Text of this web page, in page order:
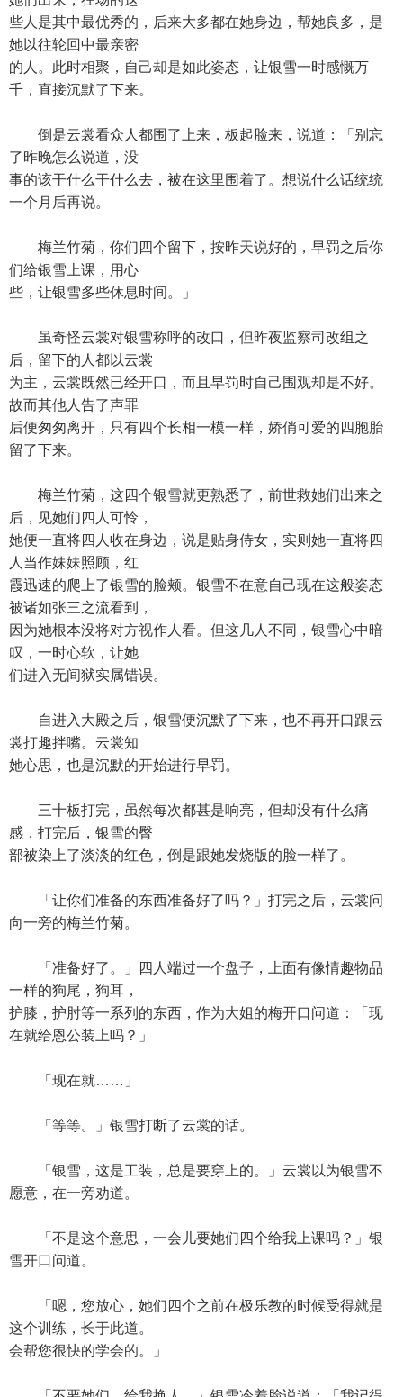
些人是其中最优秀的，后来大多都在她身边，帮她良多，是
她以往轮回中最亲密
的人。此时相聚，自己却是如此姿态，让银雪一时感慨万
千，直接沉默了下来。
倒是云裳看众人都围了上来，板起脸来，说道：「别忘
了昨晚怎么说道，没
事的该干什么干什么去，被在这里围着了。想说什么话统统
一个月后再说。
梅兰竹菊，你们四个留下，按昨天说好的，早罚之后你
们给银雪上课，用心
些，让银雪多些休息时间。」
虽奇怪云裳对银雪称呼的改口，但昨夜监察司改组之
后，留下的人都以云裳
为主，云裳既然已经开口，而且早罚时自己围观却是不好。
故而其他人告了声罪
后便匆匆离开，只有四个长相一模一样，娇俏可爱的四胞胎
留了下来。
梅兰竹菊，这四个银雪就更熟悉了，前世救她们出来之
后，见她们四人可怜，
她便一直将四人收在身边，说是贴身侍女，实则她一直将四
人当作妹妹照顾，红
霞迅速的爬上了银雪的脸颊。银雪不在意自己现在这般姿态
被诸如张三之流看到，
因为她根本没将对方视作人看。但这几人不同，银雪心中暗
叹，一时心软，让她
们进入无间狱实属错误。
自进入大殿之后，银雪便沉默了下来，也不再开口跟云
裳打趣拌嘴。云裳知
她心思，也是沉默的开始进行早罚。
三十板打完，虽然每次都甚是响亮，但却没有什么痛
感，打完后，银雪的臀
部被染上了淡淡的红色，倒是跟她发烧版的脸一样了。
「让你们准备的东西准备好了吗？」打完之后，云裳问
向一旁的梅兰竹菊。
「准备好了。」四人端过一个盘子，上面有像情趣物品
一样的狗尾，狗耳，
护膝，护肘等一系列的东西，作为大姐的梅开口问道：「现
在就给恩公装上吗？」
「现在就……」
「等等。」银雪打断了云裳的话。
「银雪，这是工装，总是要穿上的。」云裳以为银雪不
愿意，在一旁劝道。
「不是这个意思，一会儿要她们四个给我上课吗？」银
雪开口问道。
「嗯，您放心，她们四个之前在极乐教的时候受得就是
这个训练，长于此道。
会帮您很快的学会的。」